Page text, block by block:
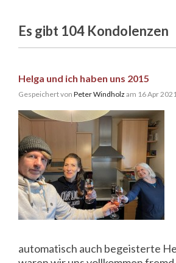
Es gibt 104 Kondolenzen
Helga und ich haben uns 2015
Gespeichert von Peter Windholz am 16 Apr
automatisch auch begeisterte